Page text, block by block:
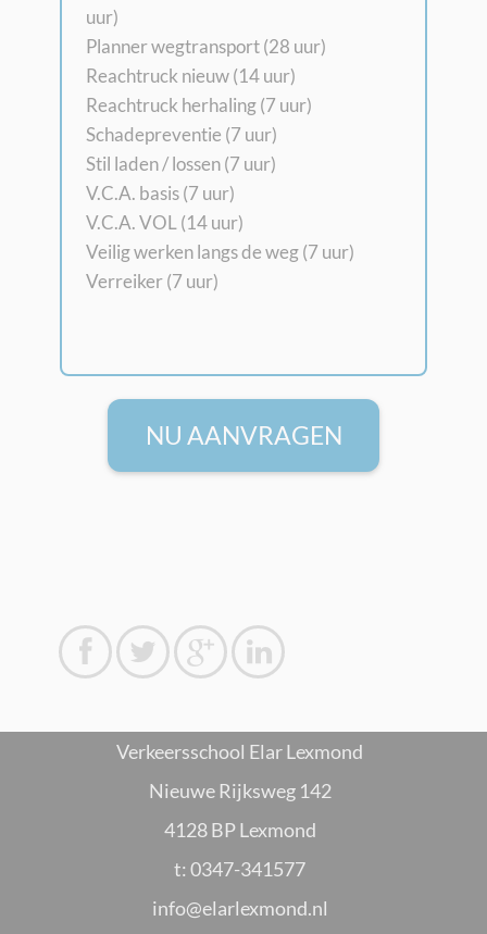
uur)
Planner wegtransport (28 uur)
Reachtruck nieuw (14 uur)
Reachtruck herhaling (7 uur)
Schadepreventie (7 uur)
Stil laden / lossen (7 uur)
V.C.A. basis (7 uur)
V.C.A. VOL (14 uur)
Veilig werken langs de weg (7 uur)
Verreiker (7 uur)
NU AANVRAGEN
   
Verkeersschool Elar Lexmond
Nieuwe Rijksweg 142
4128 BP Lexmond
t: 0347-341577
info@elarlexmond.nl